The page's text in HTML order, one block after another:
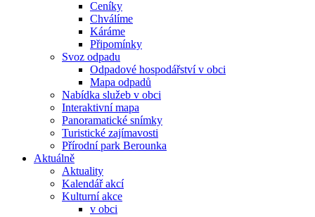
Ceníky
Chválíme
Káráme
Připomínky
Svoz odpadu
Odpadové hospodářství v obci
Mapa odpadů
Nabídka služeb v obci
Interaktivní mapa
Panoramatické snímky
Turistické zajímavosti
Přírodní park Berounka
Aktuálně
Aktuality
Kalendář akcí
Kulturní akce
v obci